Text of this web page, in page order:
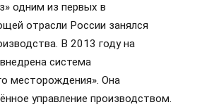
одним из первых в
отрасли России занялся
В 2013 году на
система
месторождения». Она
управление производством.